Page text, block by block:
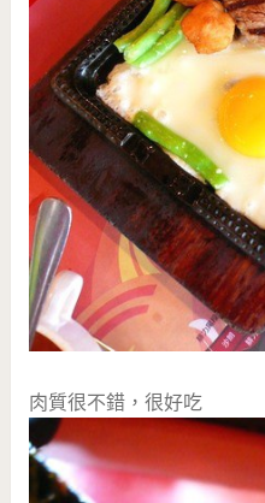
肉質很不錯，很好吃